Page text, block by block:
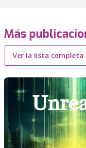
Más
Ver la lista completa